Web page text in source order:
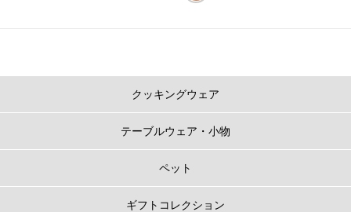
クッキングウェア
テーブルウェア・小物
ペット
ギフトコレクション